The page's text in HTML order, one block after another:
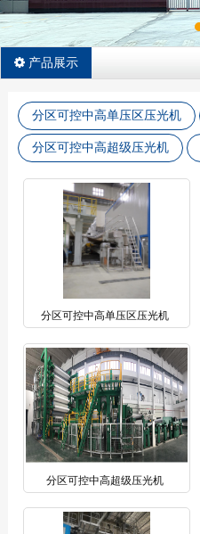
产品展示
分区可控中高单压区压光机
分区可控中高超级压光机
分区可控中高单压区压光机
分区可控中高超级压光机